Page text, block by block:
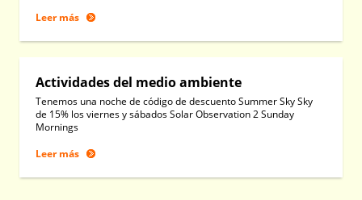
Leer más
Actividades del medio ambiente
Tenemos una noche de código de descuento Summer Sky Sky
de 15% los viernes y sábados Solar Observation 2 Sunday
Mornings
Leer más